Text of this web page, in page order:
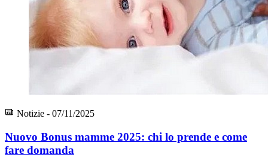
Notizie - 07/11/2025
Nuovo Bonus mamme 2025: chi lo prende e come
fare domanda